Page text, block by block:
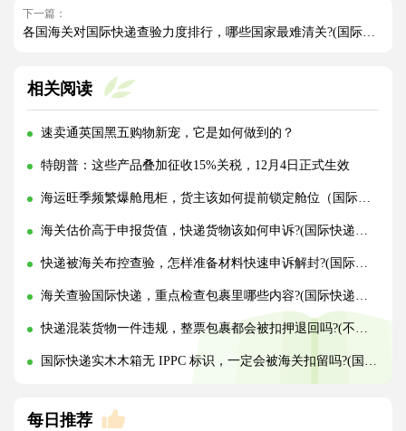
下一篇：
各国海关对国际快递查验力度排行，哪些国家最难清关?(国际快递干货知识分享)
相关阅读
速卖通英国黑五购物新宠，它是如何做到的？
特朗普：这些产品叠加征收15%关税，12月4日正式生效
海运旺季频繁爆舱甩柜，货主该如何提前锁定舱位（国际海运干货知识分享）
海关估价高于申报货值，快递货物该如何申诉?(国际快递干货知识分享)
快递被海关布控查验，怎样准备材料快速申诉解封?(国际快递干货知识分享)
海关查验国际快递，重点检查包裹里哪些内容?(国际快递干货知识分享)
快递混装货物一件违规，整票包裹都会被扣押退回吗?(不清楚的外贸人看过来)
国际快递实木木箱无 IPPC 标识，一定会被海关扣留吗?(国际快递干货知识分享)
每日推荐